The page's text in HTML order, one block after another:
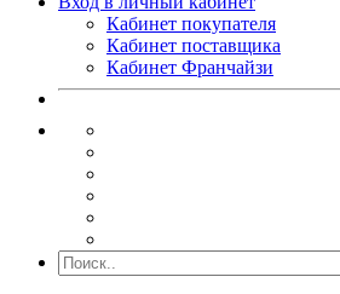
Кабинет покупателя
Кабинет поставщика
Кабинет Франчайзи